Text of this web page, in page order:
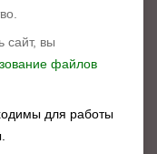
сайт, вы
файлов
для работы